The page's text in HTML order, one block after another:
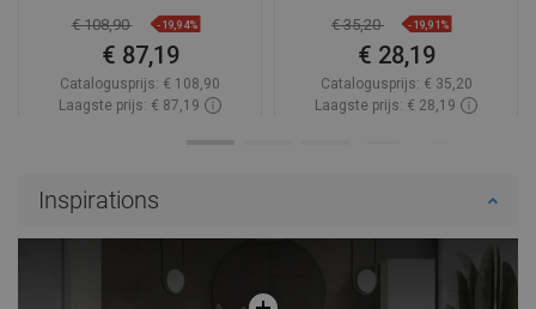
€ 108,90 -19,94%
€ 87,19
Catalogusprijs: € 108,90
Laagste prijs: € 87,19
€ 35,20 -19,91%
€ 28,19
Catalogusprijs: € 35,20
Laagste prijs: € 28,19
Inspirations